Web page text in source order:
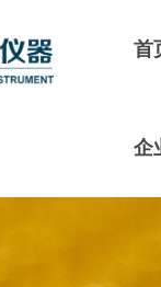
首
码在线
铂实验室测试中
企